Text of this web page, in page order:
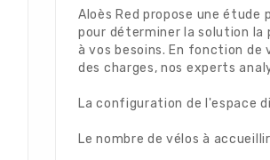
Aloès Red propose une étude
pour déterminer la solution la
à vos besoins. En fonction de
des charges, nos experts
La configuration de l'espace
Le nombre de vélos à